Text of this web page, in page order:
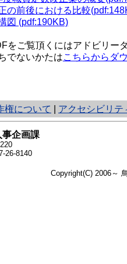
の前後における比較
図 (pdf:190KB)
ご覧頂くにはアドビリーダ
でないかたはこちらからダ
権について アクセシビリテ
事企画課
26-8140
Copyright(C) 2006～